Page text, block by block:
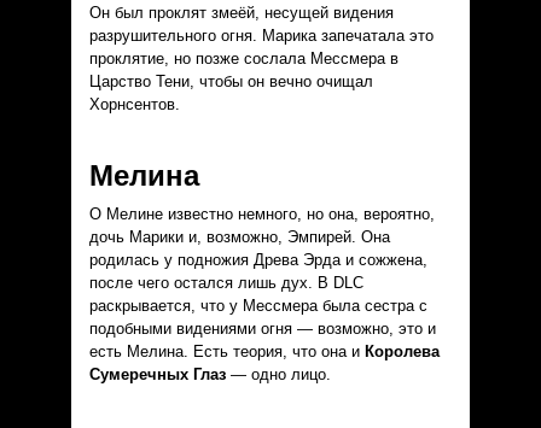
Он был проклят змеёй, несущей видения
разрушительного огня. Марика запечатала это
проклятие, но позже сослала Мессмера в
Царство Тени, чтобы он вечно очищал
Хорнсентов.
Мелина
О Мелине известно немного, но она, вероятно,
дочь Марики и, возможно, Эмпирей. Она
родилась у подножия Древа Эрда и сожжена,
после чего остался лишь дух. В DLC
раскрывается, что у Мессмера была сестра с
подобными видениями огня — возможно, это и
есть Мелина. Есть теория, что она и Королева
Сумеречных Глаз — одно лицо.